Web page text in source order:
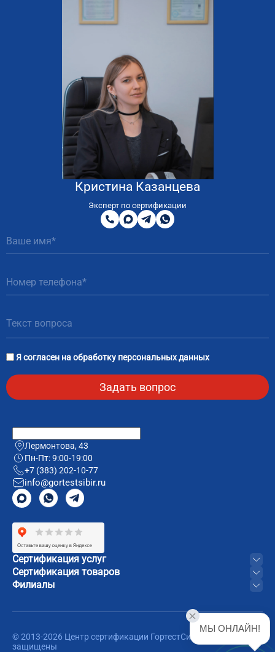
Кристина Казанцева
Эксперт по сертификации
8
800
200
51
MAXTelegram
WhatsApp
Я согласен наобработку персональных данных
Сертификация услуг
Сертификация товаров
Филиалы
Лермонтова, 43
Пн-Пт: 9:00-19:00
+7 (383) 202-10-77
info@gortestsibir.ru
© 2013-2026 Центр сертификации ГортестСибирь. Все права
защищены
МЫ ОНЛАЙН!